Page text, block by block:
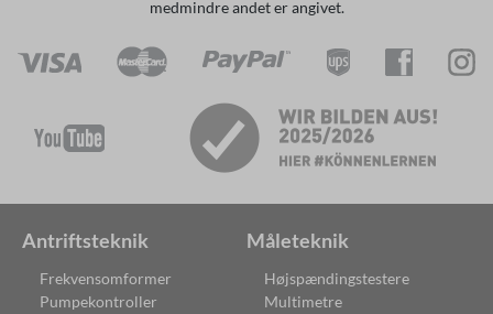
medmindre andet er angivet.
Antriftsteknik
Frekvensomformer
Pumpekontroller
Måleteknik
Højspændingstestere
Multimetre